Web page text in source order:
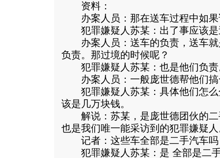
资料：
办案人员：那在送车过程中如果
犯罪嫌疑人苏某：出了事应该是
办案人员：送车的负责，送车就
负责。那过境的时候呢？
犯罪嫌疑人苏某：也是他们负责
办案人员：一般庞世德帮他们搞
犯罪嫌疑人苏某：具体他们怎么
该是几万块钱。
解说：苏某，是庞世德团伙的二
也是我们唯一能采访到的犯罪嫌疑
记者：这些车全部是二手汽车吗
犯罪嫌疑人苏某：是 全部是二手